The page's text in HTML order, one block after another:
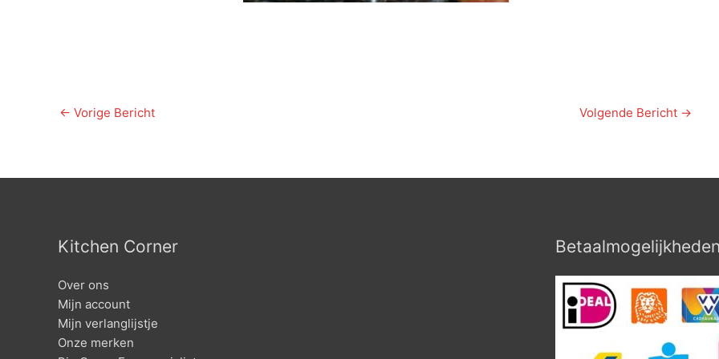
← Vorige Bericht Volgende Bericht →
Kitchen Corner
Over ons
Mijn account
Mijn verlanglijstje
Onze merken